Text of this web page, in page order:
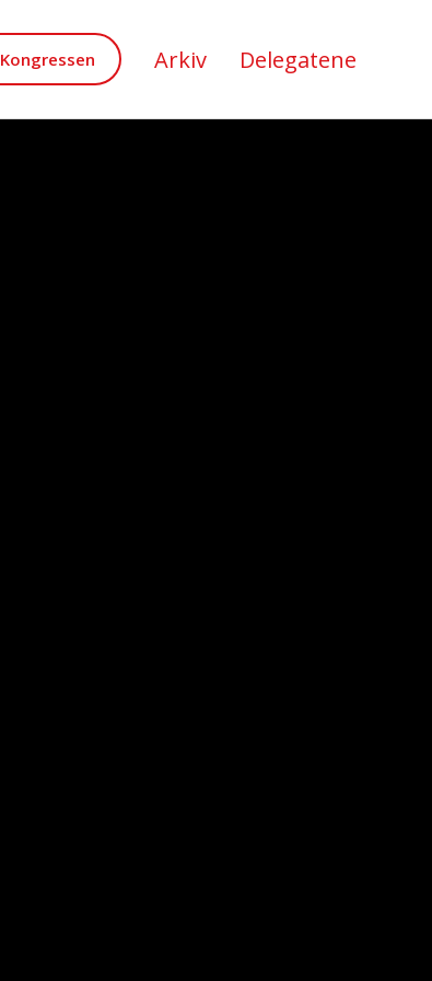
Kongressen Arkiv Delegatene